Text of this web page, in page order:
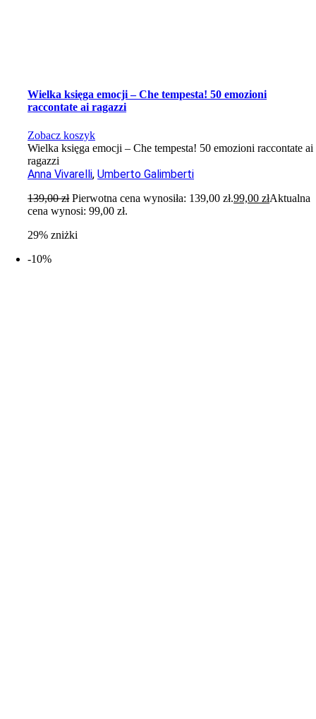
Wielka księga emocji – Che tempesta! 50 emozioni
raccontate ai ragazzi
Zobacz koszyk
Wielka księga emocji – Che tempesta! 50 emozioni raccontate ai
ragazzi
Anna Vivarelli,Umberto Galimberti
139,00zł Pierwotna cena wynosiła: 139,00 zł.99,00złAktualna
cena wynosi: 99,00 zł.
29% zniżki
-10%